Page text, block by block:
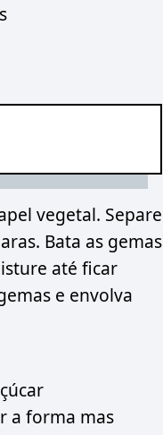
vegetal. Separe
Bata as gemas
até ficar
e envolva
a forma mas